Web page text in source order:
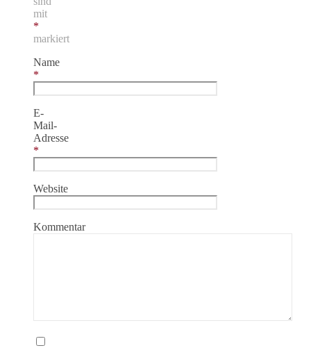
mit
*
markiert
Name
*
E-
Mail-
Adresse
*
Website
Kommentar